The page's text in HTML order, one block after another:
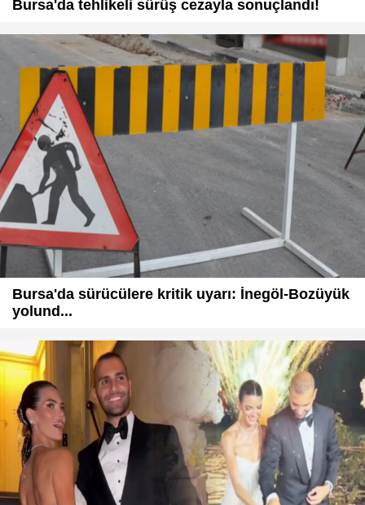
Bursa'da tehlikeli sürüş cezayla sonuçlandı!
Bursa'da sürücülere kritik uyarı: İnegöl-Bozüyük
yolund...